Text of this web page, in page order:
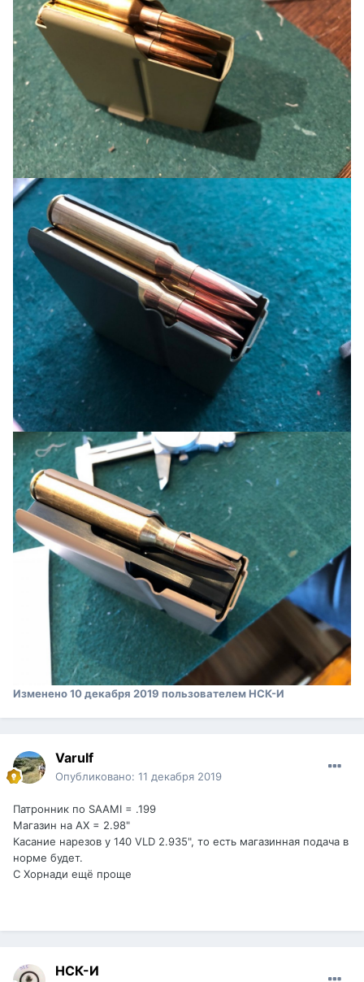
Изменено10 декабря 2019 пользователем НСК-И
Varulf
Опубликовано: 11 декабря 2019
Патронник по SAAMI = .199
Магазин на АХ = 2.98"
Касание нарезов у 140 VLD 2.935", то есть магазинная подача в
норме будет.
С Хорнади ещё проще
НСК-И